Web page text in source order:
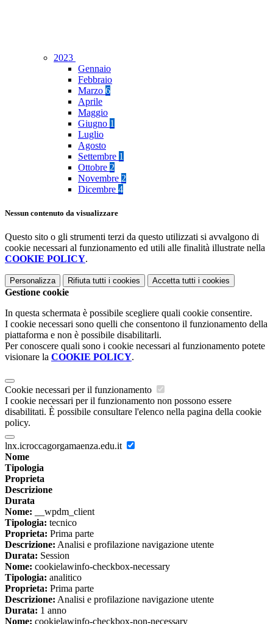
2023
Gennaio
Febbraio
Marzo 6
Aprile
Maggio
Giugno 1
Luglio
Agosto
Settembre 1
Ottobre 2
Novembre 2
Dicembre 4
Nessun contenuto da visualizzare
Questo sito o gli strumenti terzi da questo utilizzati si avvalgono di
cookie necessari al funzionamento ed utili alle finalità illustrate nella
COOKIE POLICY.
Personalizza Rifiuta tutti i cookies Accetta tutti i cookies
Gestione cookie
In questa schermata è possibile scegliere quali cookie consentire.
I cookie necessari sono quelli che consentono il funzionamento della
piattaforma e non è possibile disabilitarli.
Per conoscere quali sono i cookie necessari al funzionamento potete
visionare la COOKIE POLICY.
Cookie necessari per il funzionamento
I cookie necessari per il funzionamento non possono essere
disabilitati. È possibile consultare l'elenco nella pagina della cookie
policy.
lnx.icroccagorgamaenza.edu.it
Nome
Tipologia
Proprieta
Descrizione
Durata
Nome: __wpdm_client
Tipologia: tecnico
Proprieta: Prima parte
Descrizione: Analisi e profilazione navigazione utente
Durata: Session
Nome: cookielawinfo-checkbox-necessary
Tipologia: analitico
Proprieta: Prima parte
Descrizione: Analisi e profilazione navigazione utente
Durata: 1 anno
Nome: cookielawinfo-checkbox-non-necessary